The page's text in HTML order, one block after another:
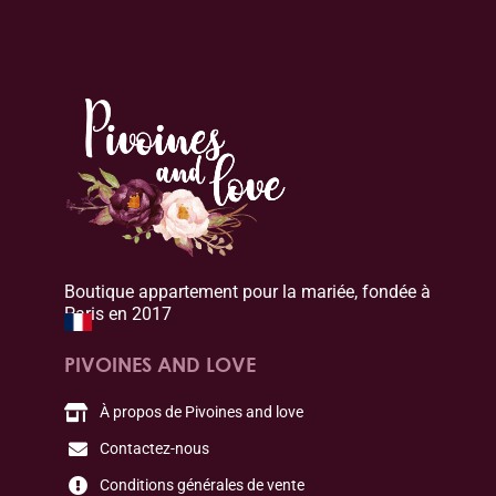
Boutique appartement pour la mariée, fondée à
Paris en 2017
PIVOINES AND LOVE
À propos de Pivoines and love
Contactez-nous
Conditions générales de vente